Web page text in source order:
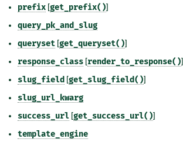
prefix [get_prefix()]
query_pk_and_slug
queryset [get_queryset()]
response_class [render_to_response()]
slug_field [get_slug_field()]
slug_url_kwarg
success_url [get_success_url()]
template_engine